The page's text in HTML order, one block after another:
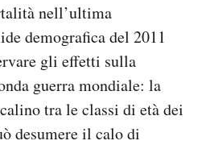
nell’ultima
demografica del 2011
gli effetti sulla
guerra mondiale: la
tra le classi di età dei
desumere il calo di